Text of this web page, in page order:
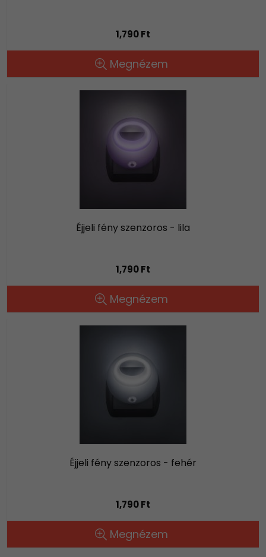
1,790 Ft
Megnézem
Éjjeli fény szenzoros - lila
1,790 Ft
Megnézem
Éjjeli fény szenzoros - fehér
1,790 Ft
Megnézem